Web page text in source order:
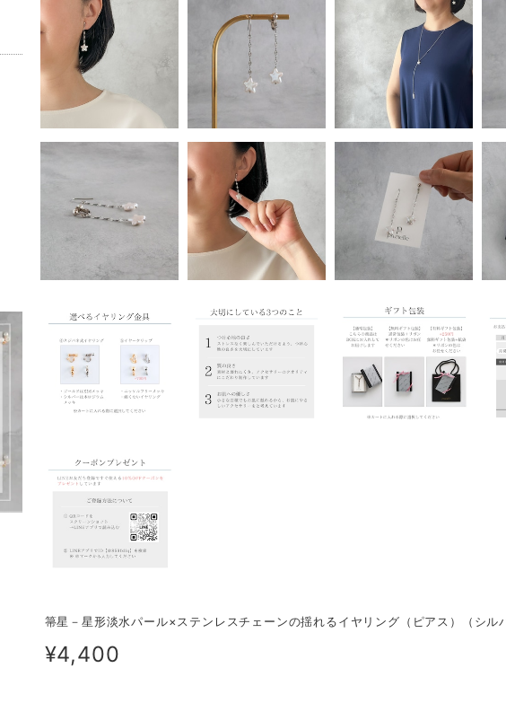
箒星－星形淡水パール×ステンレスチェーンの揺れるイヤリング（ピアス）（シル
¥4,400